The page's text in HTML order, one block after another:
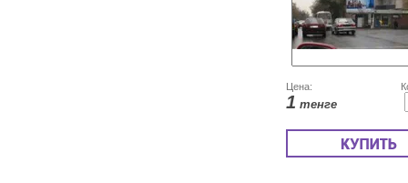
Цена:
1 тенге